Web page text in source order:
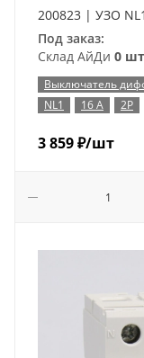
200823 | УЗО
Под заказ:
Склад АйДи 0 шт
Выключатель
NL1
16 А 2P
3 859₽/шт